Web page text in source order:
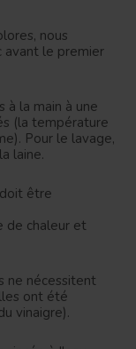
nous
avant le premier
la main à une
(la température
Pour le lavage,
laine.
être
de chaleur et
ne nécessitent
ont été
vinaigre).